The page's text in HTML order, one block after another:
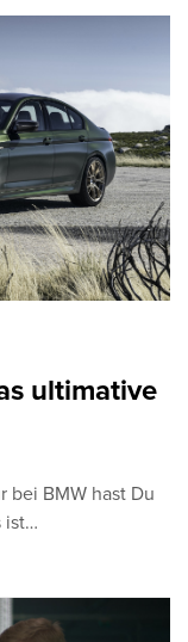
ultimative
bei BMW hast Du
ist…